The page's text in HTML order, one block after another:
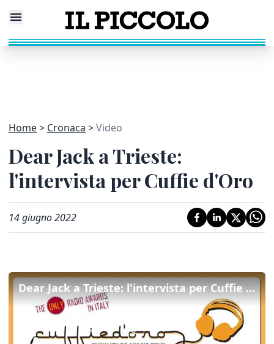
Home Cronaca Video
Dear Jack a Trieste:
l'intervista per Cuffie d'Oro
14 giugno 2022
Dear Jack a Trieste: l'intervista per Cuffie d'Oro